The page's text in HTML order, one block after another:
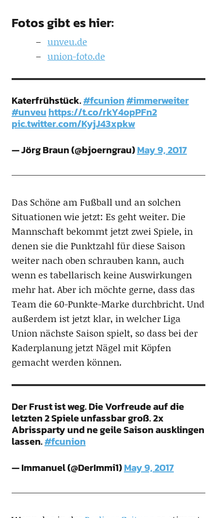
Fotos gibt es hier:
unveu.de
union-foto.de
Katerfrühstück.#fcunion#immerweiter
#unveuhttps://t.co/rkY4opPFn2
pic.twitter.com/KyjJ43xpkw
— Jörg Braun (@bjoerngrau)May 9, 2017
Das Schöne am Fußball und an solchen
Situationen wie jetzt: Es geht weiter. Die
Mannschaft bekommt jetzt zwei Spiele, in
denen sie die Punktzahl für diese Saison
weiter nach oben schrauben kann, auch
wenn es tabellarisch keine Auswirkungen
mehr hat. Aber ich möchte gerne, dass das
Team die 60-Punkte-Marke durchbricht. Und
außerdem ist jetzt klar, in welcher Liga
Union nächste Saison spielt, so dass bei der
Kaderplanung jetzt Nägel mit Köpfen
gemacht werden können.
Der Frust ist weg. Die Vorfreude auf die
letzten 2 Spiele unfassbar groß. 2x
Abrissparty und ne geile Saison ausklingen
lassen.#fcunion
— Immanuel (@DerImmi1)May 9, 2017